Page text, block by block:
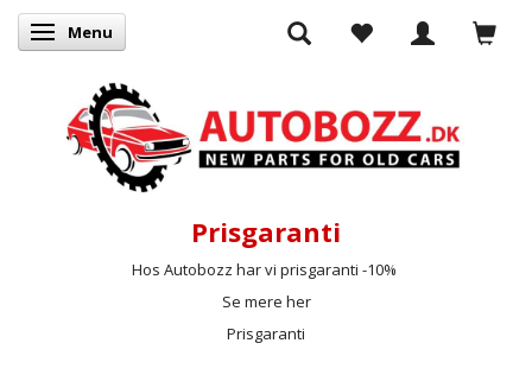
Skifte navigation
Menu
Prisgaranti
Hos Autobozz har vi prisgaranti -10%
Se mere her
Prisgaranti